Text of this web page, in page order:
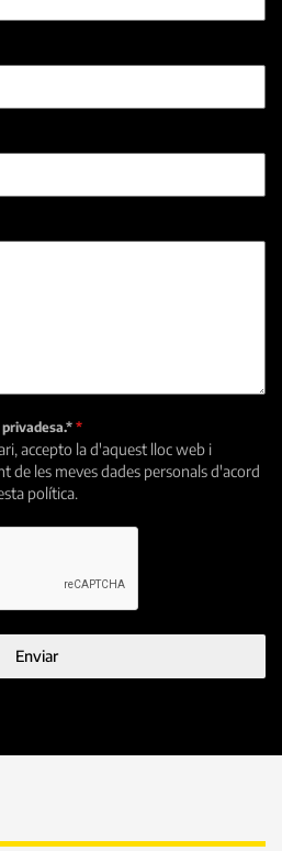
*
accepto la d'aquest lloc web i
de les meves dades personals d'acord
política.
Enviar